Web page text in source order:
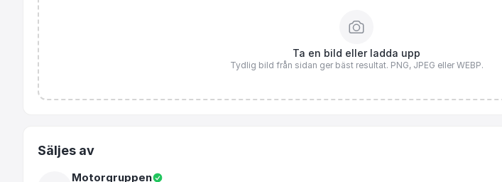
Ta en bild eller ladda upp
Tydlig bild från sidan ger bäst resultat. PNG, JPEG eller WEBP.
Säljes av
Motorgruppen